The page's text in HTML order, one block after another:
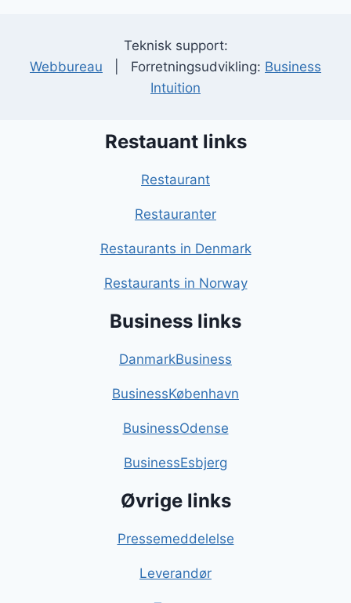
Teknisk support:
Webbureau | Forretningsudvikling: Business
Intuition
Restauant links
Restaurant
Restauranter
Restaurants in Denmark
Restaurants in Norway
Business links
DanmarkBusiness
BusinessKøbenhavn
BusinessOdense
BusinessEsbjerg
Øvrige links
Pressemeddelelse
Leverandør